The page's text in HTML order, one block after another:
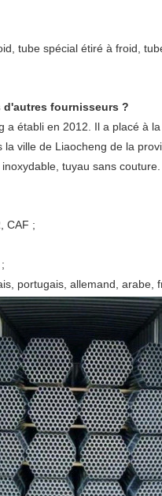
tube spécial étiré à froid,
fournisseurs ?
établi en 2012. Il a placé à
ville de Liaocheng de la
tuyau sans couture.
CAF ;
portugais, allemand, arabe,